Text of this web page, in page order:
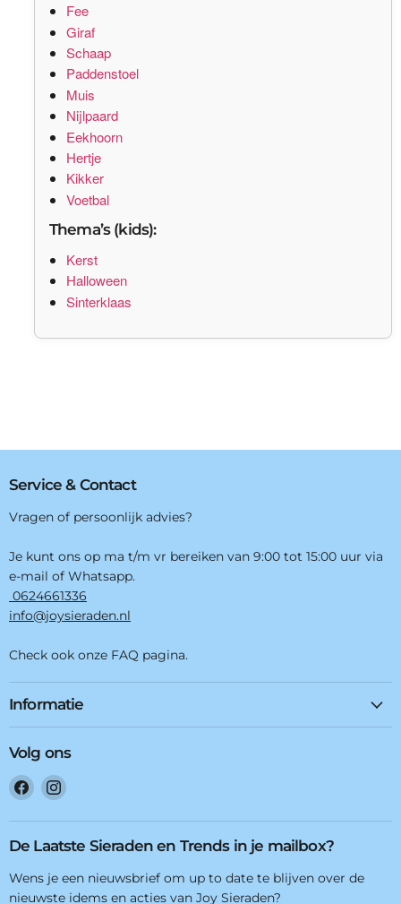
Fee
Giraf
Schaap
Paddenstoel
Muis
Nijlpaard
Eekhoorn
Hertje
Kikker
Voetbal
Thema’s (kids):
Kerst
Halloween
Sinterklaas
Service & Contact
Vragen of persoonlijk advies?
Je kunt ons op ma t/m vr bereiken van 9:00 tot 15:00 uur via
e-mail of Whatsapp.
0624661336
info@joysieraden.nl
Check ook onze FAQ pagina.
Informatie
Volg ons
Vind
ons
op
Facebook
Vind
op
Instagram
De Laatste Sieraden en Trends in je mailbox?
Wens je een nieuwsbrief om up to date te blijven over de
nieuwste idems en acties van Joy Sieraden?